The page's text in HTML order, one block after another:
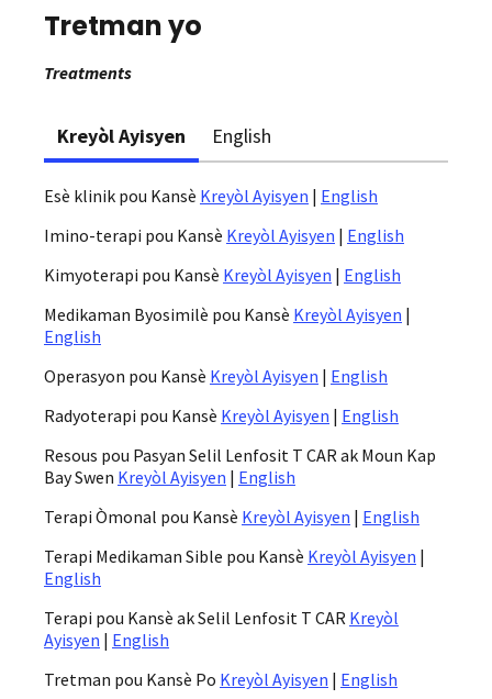
Tretman yo
Treatments
Kreyòl Ayisyen English
Esè klinik pou Kansè Kreyòl Ayisyen | English
Imino-terapi pou Kansè Kreyòl Ayisyen | English
Kimyoterapi pou Kansè Kreyòl Ayisyen | English
Medikaman Byosimilè pou Kansè Kreyòl Ayisyen |
English
Operasyon pou Kansè Kreyòl Ayisyen | English
Radyoterapi pou Kansè Kreyòl Ayisyen | English
Resous pou Pasyan Selil Lenfosit T CAR ak Moun Kap
Bay Swen Kreyòl Ayisyen | English
Terapi Òmonal pou Kansè Kreyòl Ayisyen | English
Terapi Medikaman Sible pou Kansè Kreyòl Ayisyen |
English
Terapi pou Kansè ak Selil Lenfosit T CAR Kreyòl
Ayisyen | English
Tretman pou Kansè Po Kreyòl Ayisyen | English